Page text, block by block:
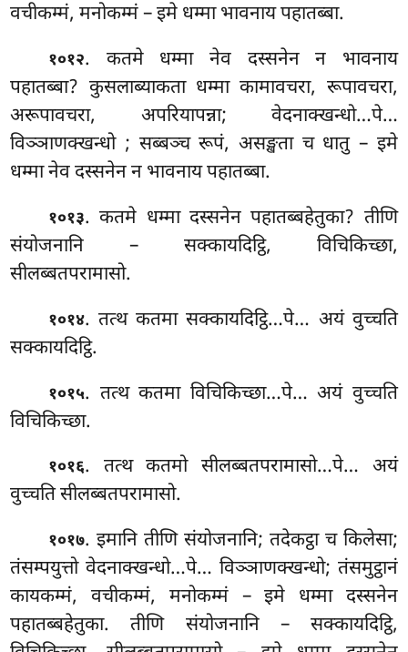
वचीकम्मं, मनोकम्मं – इमे धम्मा भावनाय पहातब्बा.
१०१२. कतमे धम्मा नेव दस्सनेन न भावनाय
पहातब्बा? कुसलाब्याकता धम्मा कामावचरा, रूपावचरा,
अरूपावचरा, अपरियापन्ना; वेदनाक्खन्धो…पे…
विञ्ञाणक्खन्धो ; सब्बञ्च रूपं, असङ्खता च धातु – इमे
धम्मा नेव दस्सनेन न भावनाय पहातब्बा.
१०१३. कतमे धम्मा दस्सनेन पहातब्बहेतुका? तीणि
संयोजनानि – सक्कायदिट्ठि, विचिकिच्छा,
सीलब्बतपरामासो.
१०१४. तत्थ कतमा सक्कायदिट्ठि…पे… अयं वुच्चति
सक्कायदिट्ठि.
१०१५. तत्थकतमा विचिकिच्छा…पे… अयं वुच्चति
विचिकिच्छा.
१०१६. तत्थ कतमो सीलब्बतपरामासो…पे… अयं
वुच्चति सीलब्बतपरामासो.
१०१७. इमानि तीणि संयोजनानि; तदेकट्ठा च किलेसा;
तंसम्पयुत्तो वेदनाक्खन्धो…पे… विञ्ञाणक्खन्धो; तंसमुट्ठानं
कायकम्मं, वचीकम्मं, मनोकम्मं – इमे धम्मा दस्सनेन
पहातब्बहेतुका. तीणि संयोजनानि – सक्कायदिट्ठि,